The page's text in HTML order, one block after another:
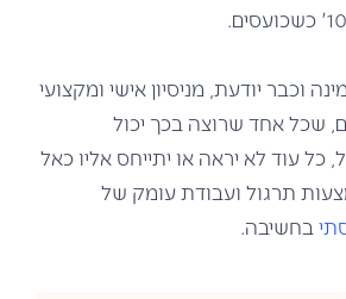
וכבר יודעת, מניסיון אישי ומקצועי
4 עשורים, שכל אחד שרוצה בכך יכול
עוד לא יראה או יתייחס אליו כאל
תרגול ועבודת עומק של
בחשיבה.